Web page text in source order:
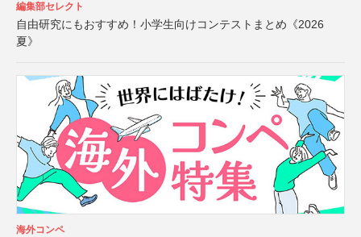
編集部セレクト
自由研究にもおすすめ！小学生向けコンテストまとめ《2026
夏》
海外コンペ